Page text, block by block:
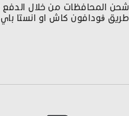
شحن المحافظات من خلال
طريق ڤودافون كاش او انستا باي